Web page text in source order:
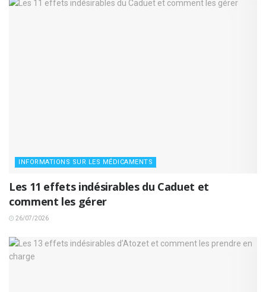
INFORMATIONS SUR LES MÉDICAMENTS
Les 11 effets indésirables du Caduet et
comment les gérer
26/07/2026